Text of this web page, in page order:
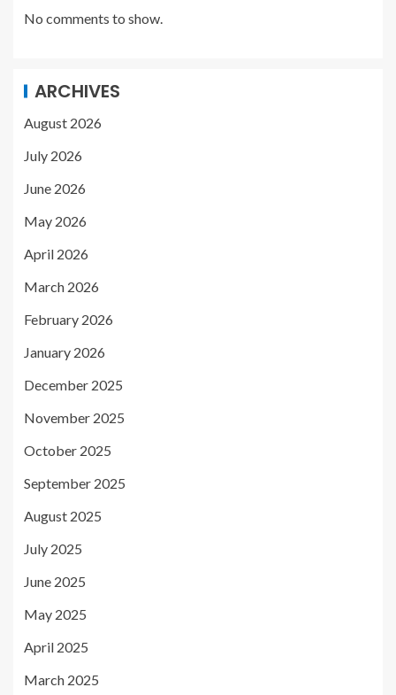
No comments to show.
ARCHIVES
August 2026
July 2026
June 2026
May 2026
April 2026
March 2026
February 2026
January 2026
December 2025
November 2025
October 2025
September 2025
August 2025
July 2025
June 2025
May 2025
April 2025
March 2025